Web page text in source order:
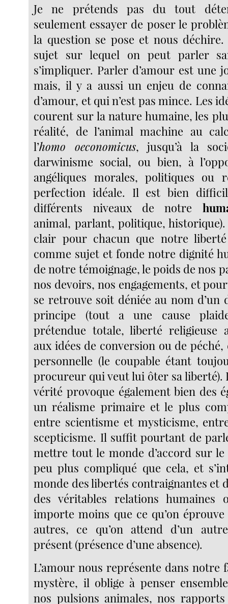
Je ne prétends pas du tout
seulement essayer de poser le
la question se pose et nous déchire.
sujet sur lequel on peut parler
s’impliquer. Parler d’amour est une
mais, il y a aussi un enjeu de
d’amour, et qui n’est pas mince. Les
courent sur la nature humaine, les
réalité, de l’animal machine au
l’homo oeconomicus, jusqu’à la
darwinisme social, ou bien, à
angéliques morales, politiques ou
perfection idéale. Il est bien
différents niveaux de notre
animal, parlant, politique,
clair pour chacun que notre
comme sujet et fonde notre dignité
de notre témoignage, le poids de nos
nos devoirs, nos engagements, et
se retrouve soit déniée au nom d’un
principe (tout a une cause
prétendue totale, liberté religieuse
aux idées de conversion ou de péché,
personnelle (le coupable étant
procureur qui veut lui ôter sa liberté).
vérité provoque également bien des
un réalisme primaire et le plus
entre scientisme et mysticisme,
scepticisme. Il suffit pourtant de
mettre tout le monde d’accord sur le
peu plus compliqué que cela, et
monde des libertés contraignantes et
des véritables relations humaines
importe moins que ce qu’on
autres, ce qu’on attend d’un
présent (présence d’une absence).
L’amour nous représente dans notre
mystère, il oblige à penser
nos pulsions animales, nos